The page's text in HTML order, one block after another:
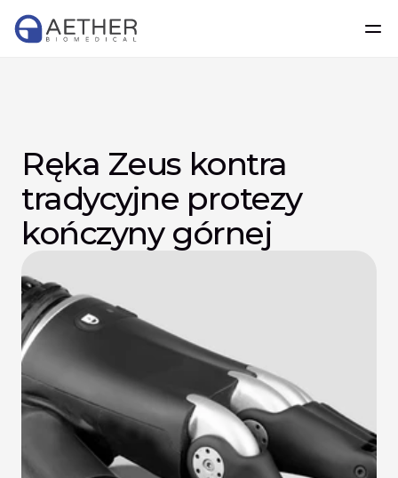
Ręka Zeus kontra
tradycyjne protezy
kończyny górnej